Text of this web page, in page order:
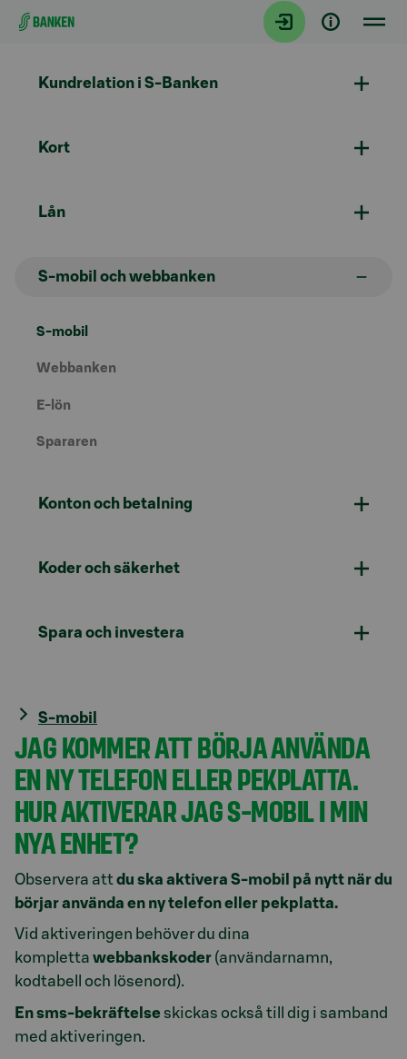
Gå direkt till innehållet
Kundrelation i S-Banken
Kort
Lån
S-mobil och webbanken
S-mobil
Webbanken
E-lön
Spararen
Konton och betalning
Koder och säkerhet
Spara och investera
S-mobil
JAG KOMMER ATT BÖRJA ANVÄNDA
EN NY TELEFON ELLER PEKPLATTA.
HUR AKTIVERAR JAG S-MOBIL I MIN
NYA ENHET?
Observera att du ska aktivera S-mobil på nytt när du
börjar använda en ny telefon eller pekplatta.
Vid aktiveringen behöver du dina
kompletta webbankskoder (användarnamn,
kodtabell och lösenord).
En sms-bekräftelseskickas också till dig i samband
med aktiveringen.